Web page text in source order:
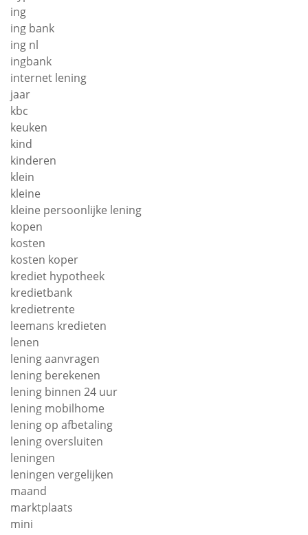
ing
ing bank
ing nl
ingbank
internet lening
jaar
kbc
keuken
kind
kinderen
klein
kleine
kleine persoonlijke lening
kopen
kosten
kosten koper
krediet hypotheek
kredietbank
kredietrente
leemans kredieten
lenen
lening aanvragen
lening berekenen
lening binnen 24 uur
lening mobilhome
lening op afbetaling
lening oversluiten
leningen
leningen vergelijken
maand
marktplaats
mini